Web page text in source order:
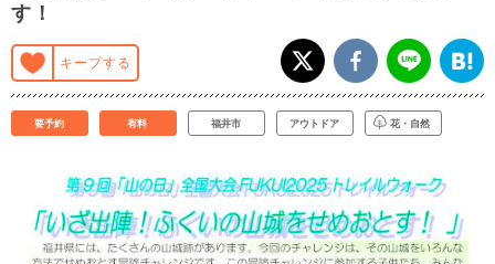
す！
キープする
要予約 有料 福井市 アウトドア 花・自然